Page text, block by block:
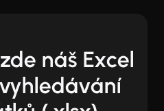
náš Excel